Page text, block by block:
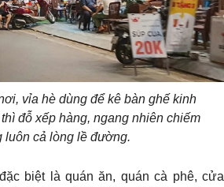
vỉa hè dùng để kê bàn ghế kinh
đỗ xếp hàng, ngang nhiên chiếm
luôn cả lòng lề đường.
biệt là quán ăn, quán cà phê, cửa